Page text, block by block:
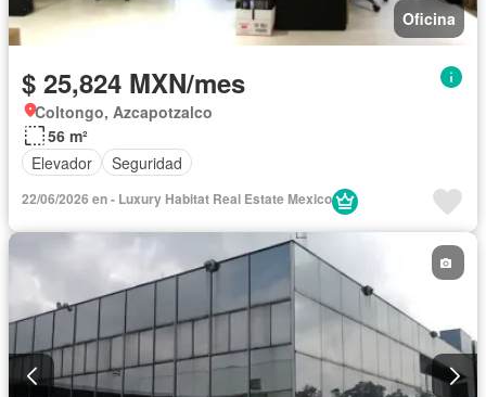
Oficina
$ 25,824 MXN/mes
Coltongo, Azcapotzalco
56 m²
Elevador
Seguridad
22/06/2026 en - Luxury Habitat Real Estate Mexico